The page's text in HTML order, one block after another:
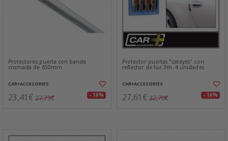
Protectores puerta con banda
cromada de 650mm
CAR+ACCESORIES
23,41€ 27,73€ - 16%
Protector puertas "cateyes" con
reflector de luz 3m. 4 unidades.
CAR+ACCESORIES
27,61€ 32,70€ - 16%